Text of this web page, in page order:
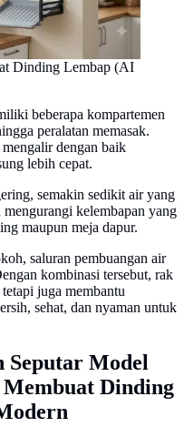
Dinding Lembap (AI
beberapa kompartemen
peralatan memasak.
dengan baik
lebih cepat.
semakin sedikit air yang
kelembapan yang
maupun meja dapur.
saluran pembuangan air
kombinasi tersebut, rak
juga membantu
sehat, dan nyaman untuk
Seputar Model
Dinding